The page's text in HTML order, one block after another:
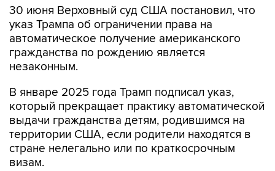
30 июня Верховный суд США постановил, что
указ Трампа об ограничении права на
автоматическое получение американского
гражданства по рождению является
незаконным.
В январе 2025 года Трамп подписал указ,
который прекращает практику автоматической
выдачи гражданства детям, родившимся на
территории США, если родители находятся в
стране нелегально или по краткосрочным
визам.